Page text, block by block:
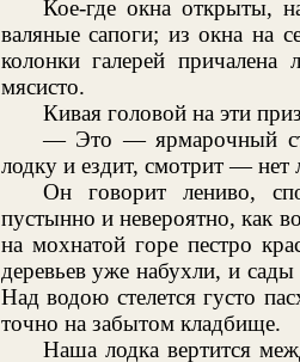
Кое-где окна открыты,
валяные сапоги; из окна на
колонки галерей
мясисто.
Кивая головой на эти
— Это — ярмарочный
лодку и ездит, смотрит —
Он говорит лениво,
пустынно и невероятно, как
на мохнатой горе пестро
деревьев уже набухли, и
Над водою стелется густо
точно на забытом кладбище.
Наша лодка вертится